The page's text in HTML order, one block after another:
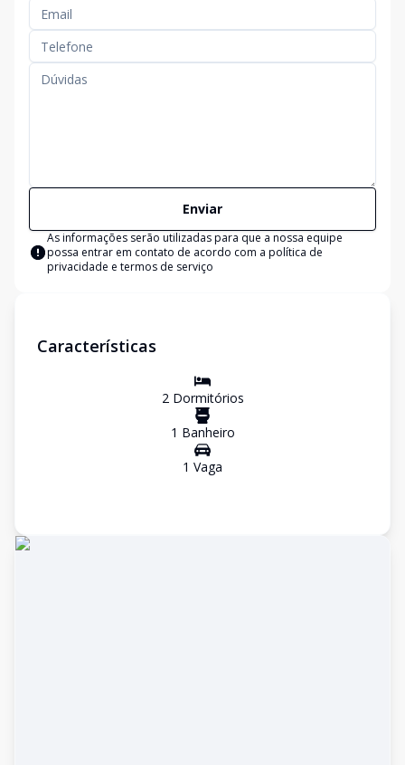
Enviar
As informações serão utilizadas para que a nossa equipe
possa entrar em contato de acordo com a política de
privacidade e termos de serviço
Características
2Dormitórios
1 Banheiro
1 Vaga